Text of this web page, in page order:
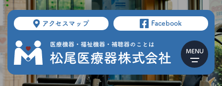
アクセスマップ Facebook